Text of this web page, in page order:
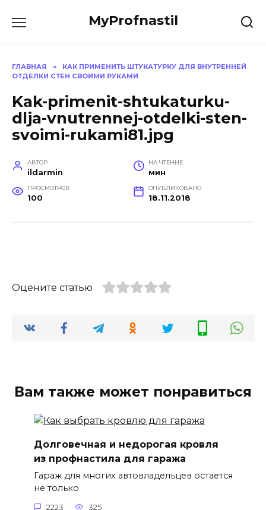
MyProfnastil
ГЛАВНАЯ »
КАК ПРИМЕНИТЬ ШТУКАТУРКУ ДЛЯ ВНУТРЕННЕЙ
ОТДЕЛКИ СТЕН СВОИМИ РУКАМИ
Kak-primenit-shtukaturku-
dlja-vnutrennej-otdelki-sten-
svoimi-rukami81.jpg
АВТОР
ildarmin
НА ЧТЕНИЕ
мин
ПРОСМОТРОВ
100
ОПУБЛИКОВАНО
18.11.2018
Оцените статью
Вам также может понравиться
Долговечная и недорогая кровля
из профнастила для гаража
Гараж для многих автовладельцев остается
не только
2223 325